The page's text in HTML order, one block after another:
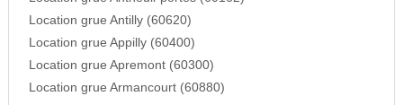
Location grue Antilly (60620)
Location grue Appilly (60400)
Location grue Apremont (60300)
Location grue Armancourt (60880)